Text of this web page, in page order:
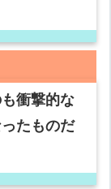
衝撃的な
たものだ